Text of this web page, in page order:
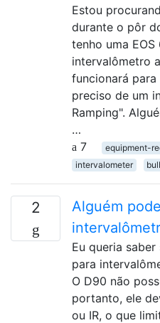
Estou
durante o pôr
tenho uma
intervalômetro
funcionará
preciso de um
Ramping".
…
7
equipment-
intervalometer
2
Alguém
Eu queria
para
O D90 não
portanto, ele
ou IR, o que